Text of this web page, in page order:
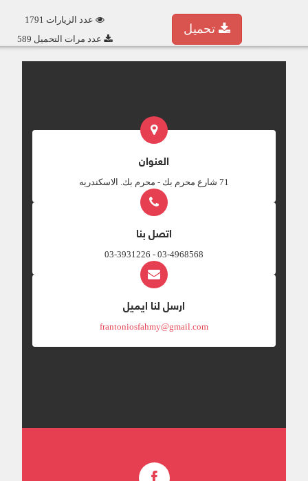
عدد الزيارات 1791
عدد مرات التحميل 589
تحميل
العنوان
‎71 شارع محرم بك - محرم بك. الاسكندريه
اتصل بنا
03-4968568 - 03-3931226
ارسل لنا ايميل
frantoniosfahmy@gmail.com